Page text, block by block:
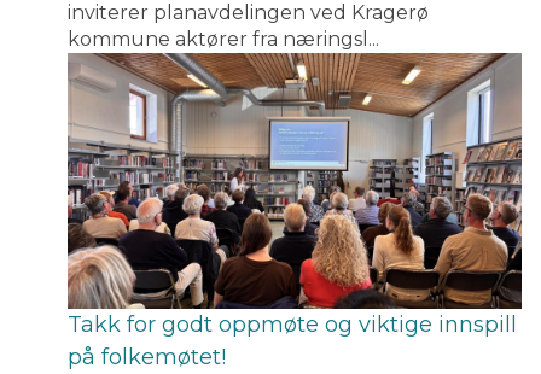
inviterer planavdelingen ved Kragerø
kommune aktører fra næringsl...
Takk for godt oppmøte og viktige innspill
på folkemøtet!